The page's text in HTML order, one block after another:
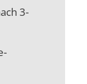
3-